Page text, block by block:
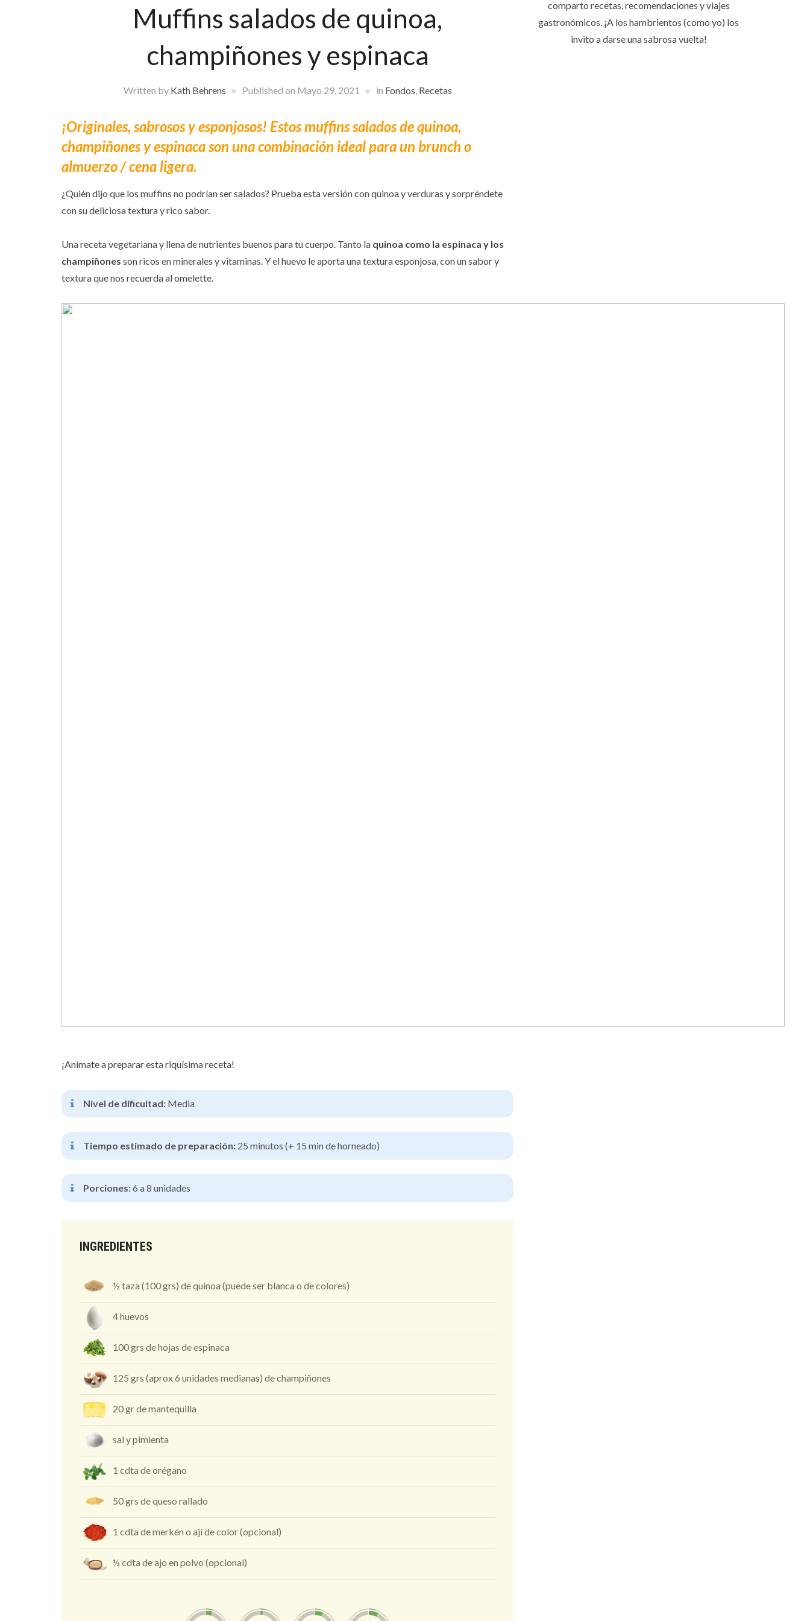
Muffins salados de quinoa,
champiñones y espinaca
Written by Kath Behrens Published on Mayo 29, 2021 in Fondos, Recetas
¡Originales, sabrosos y esponjosos! Estos muffins salados de quinoa,
champiñones y espinaca son una combinación ideal para un brunch o
almuerzo / cena ligera.
¿Quién dijo que los muffins no podrían ser salados? Prueba esta versión con quinoa y verduras y sorpréndete
con su deliciosa textura y rico sabor.
Una receta vegetariana y llena de nutrientes buenos para tu cuerpo. Tanto la quinoa como la espinaca y los
champiñones son ricos en minerales y vitaminas. Y el huevo le aporta una textura esponjosa, con un sabor y
textura que nos recuerda al omelette.
¡Anímate a preparar esta riquísima receta!
Nivel de dificultad: Media
Tiempo estimado de preparación: 25 minutos (+ 15 min de horneado)
Porciones:6 a 8 unidades
INGREDIENTES
½ taza (100 grs) de quinoa (puede ser blanca o de colores)
4 huevos
100 grs de hojas de espinaca
125 grs (aprox 6 unidades medianas) de champiñones
20 gr de mantequilla
sal y pimienta
1 cdta de orégano
50 grs de queso rallado
1 cdta de merkén o ají de color (opcional)
½ cdta de ajo en polvo (opcional)
comparto recetas, recomendaciones y viajes
gastronómicos. ¡A los hambrientos (como yo) los
invito a darse una sabrosa vuelta!